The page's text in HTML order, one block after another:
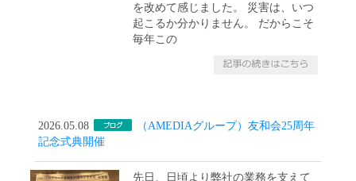
を改めて感じました。 災害は、いつ
起こるか分かりません。 だからこそ
毎年この
2026.05.08
（AMEDIAグループ）友和会25周年
記念式典開催
先日、日頃より弊社の業務を支えて